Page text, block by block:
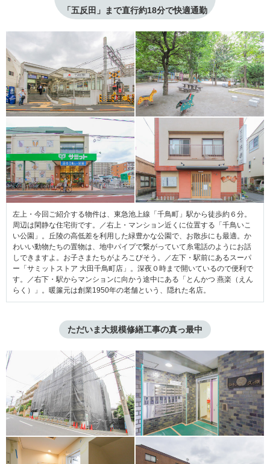
「五反田」まで直行約18分で快適通勤
左上・今回ご紹介する物件は、東急池上線「千鳥町」駅から徒歩約６分。
周辺は閑静な住宅街です。／右上・マンション近くに位置する「千鳥いこ
い公園」。丘陵の高低差を利用した緑豊かな公園で、お散歩にも最適。か
わいい動物たちの置物は、地中パイプで繋がっていて糸電話のようにお話
しできますよ。お子さまたちがよろこびそう。／左下・駅前にあるスーパ
ー「サミットストア 大田千鳥町店」。深夜０時まで開いているので便利で
す。／右下・駅からマンションに向かう途中にある「とんかつ 燕楽（えん
らく）」。暖簾元は創業1950年の老舗という、隠れた名店。
ただいま大規模修繕工事の真っ最中